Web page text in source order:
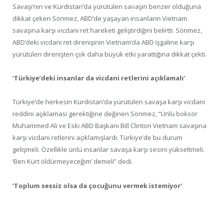
Savaşı’nın ve Kürdistan’da yürütülen savaşın benzer olduğuna
dikkat çeken Sönmez, ABD’de yaşayan insanların Vietnam
savaşına karşı vicdani ret hareketi geliştirdiğini belirtti. Sönmez,
ABD’deki vicdani ret direnişinin Vietnam’da ABD işgaline karşı
yürütülen direnişten çok daha büyük etki yarattığına dikkat çekti.
‘Türkiye’deki insanlar da vicdani retlerini açıklamalı’
Türkiye’de herkesin Kürdistan’da yürütülen savaşa karşı vicdani
reddini açıklaması gerektiğine değinen Sönmez, “Ünlü boksör
Muhammed Ali ve Eski ABD Başkanı Bill Clinton Vietnam savaşına
karşı vicdani retlerini açıklamışlardı. Türkiye’de bu durum
gelişmeli. Özellikle ünlü insanlar savaşa karşı sesini yükseltmeli.
‘Ben Kürt öldürmeyeceğim’ demeli” dedi.
‘Toplum sessiz olsa da çocuğunu vermek istemiyor’